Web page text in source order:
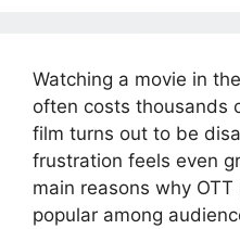
Watching a movie in
often costs thousands
film turns out to be
frustration feels even
main reasons why
popular among